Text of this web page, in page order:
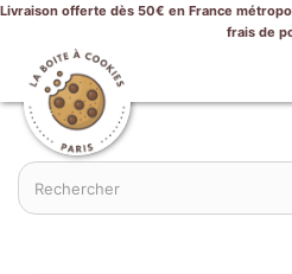
Livraison offerte dès 50€ en France
frais de